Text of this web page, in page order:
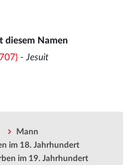
diesem Namen
-Jesuit
Mann
im 18. Jahrhundert
im 19. Jahrhundert